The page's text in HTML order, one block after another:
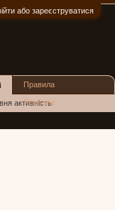
або зареєструватися
активність
Правила
Реклама